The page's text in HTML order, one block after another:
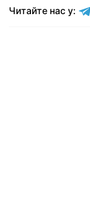
Читайте нас у: